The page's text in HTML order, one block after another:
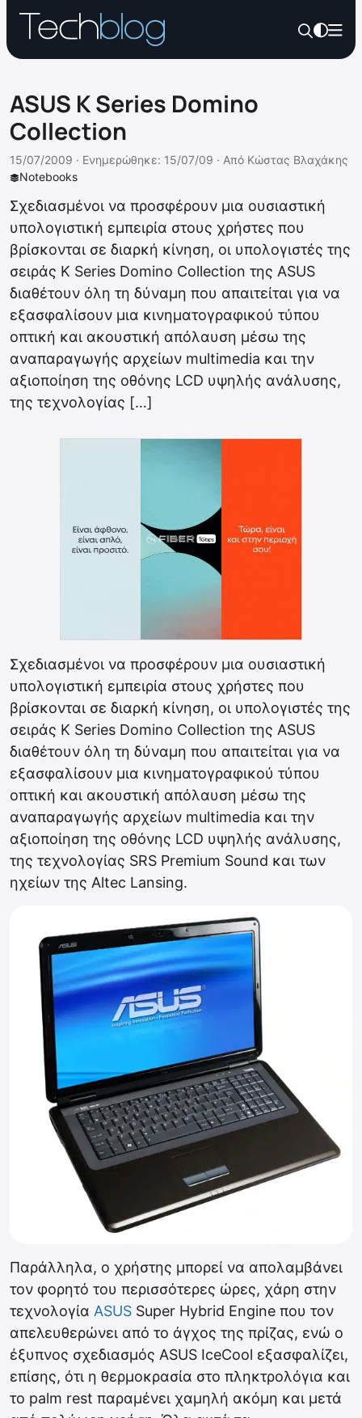
ASUS K Series Domino
Collection
Notebooks
15/07/2009 · Ενημερώθηκε: 15/07/09 · Από Κώστας Βλαχάκης
Σχεδιασμένοι να προσφέρουν μια ουσιαστική
υπολογιστική εμπειρία στους χρήστες που
βρίσκονται σε διαρκή κίνηση, οι υπολογιστές της
σειράς K Series Domino Collection της ASUS
διαθέτουν όλη τη δύναμη που απαιτείται για να
εξασφαλίσουν μια κινηματογραφικού τύπου
οπτική και ακουστική απόλαυση μέσω της
αναπαραγωγής αρχείων multimedia και την
αξιοποίηση της οθόνης LCD υψηλής ανάλυσης,
της τεχνολογίας […]
Σχεδιασμένοι να προσφέρουν μια ουσιαστική
υπολογιστική εμπειρία στους χρήστες που
βρίσκονται σε διαρκή κίνηση, οι υπολογιστές της
σειράς K Series Domino Collection της ASUS
διαθέτουν όλη τη δύναμη που απαιτείται για να
εξασφαλίσουν μια κινηματογραφικού τύπου
οπτική και ακουστική απόλαυση μέσω της
αναπαραγωγής αρχείων multimedia και την
αξιοποίηση της οθόνης LCD υψηλής ανάλυσης,
της τεχνολογίας SRS Premium Sound και των
ηχείων της Altec Lansing.
Παράλληλα, ο χρήστης μπορεί να απολαμβάνει
τον φορητό του περισσότερες ώρες, χάρη στην
τεχνολογία ASUS Super Hybrid Engine που τον
απελευθερώνει από το άγχος της πρίζας, ενώ ο
έξυπνος σχεδιασμός ASUS IceCool εξασφαλίζει,
επίσης, ότι η θερμοκρασία στο πληκτρολόγια και
το palm rest παραμένει χαμηλή ακόμη και μετά